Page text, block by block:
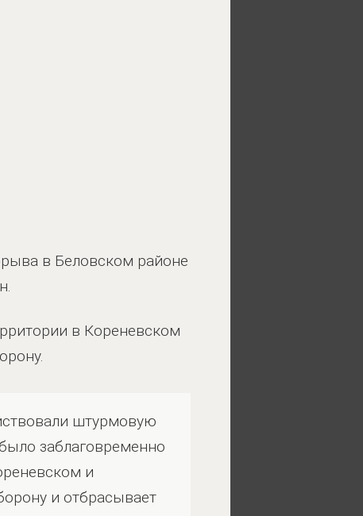
в Беловском районе
в Кореневском
штурмовую
заблаговременно
и
и отбрасывает